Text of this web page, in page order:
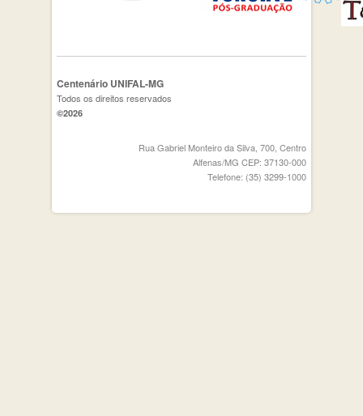
Centenário UNIFAL-MG
Todos os direitos reservados
©2026
Rua Gabriel Monteiro da Silva, 700, Centro
Alfenas/MG CEP: 37130-000
Telefone: (35) 3299-1000